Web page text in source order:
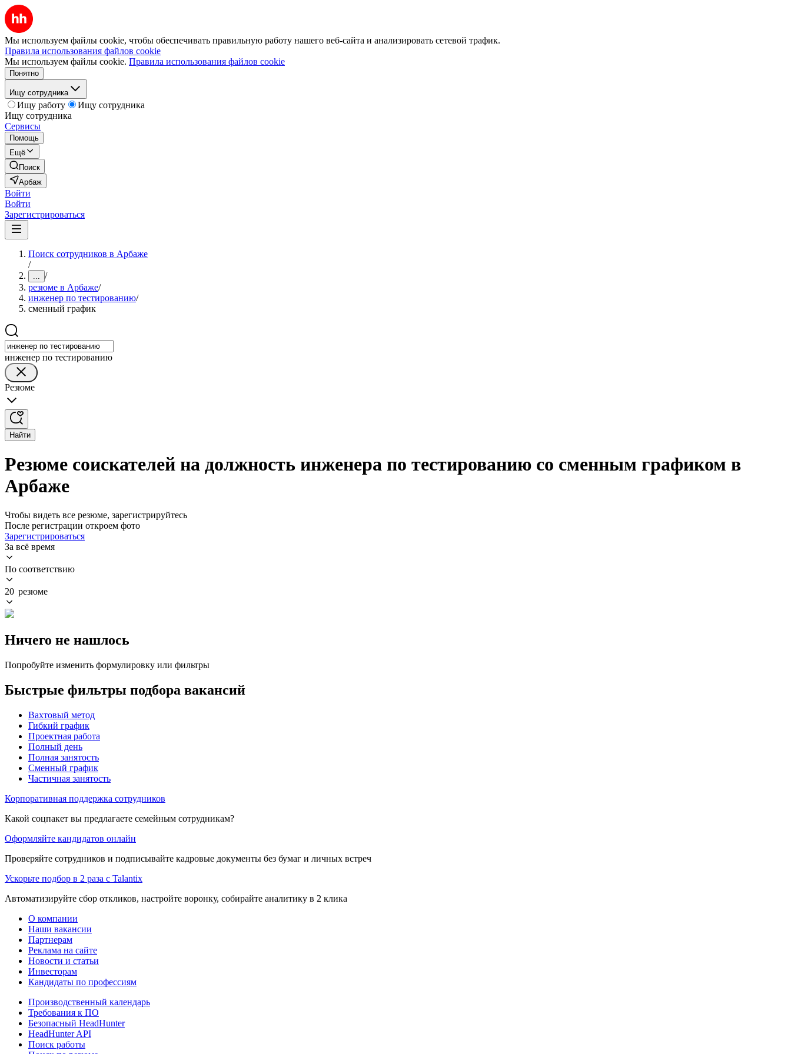
Мы используем файлы cookie, чтобы обеспечивать правильную работу нашего веб-сайта и анализировать сетевой трафик.
Правила использования файлов cookie
Мы используем файлы cookie. Правила использования файлов cookie
Понятно
Ищу сотрудника
Ищу работу
Ищу сотрудника
Ищу сотрудника
Сервисы
Помощь
Ещё
Поиск
Арбаж
Войти
Войти
Зарегистрироваться
Поиск сотрудников в Арбаже
/
... /
резюме в Арбаже/
инженер по тестированию/
сменный график
инженер по тестированию
Резюме
Найти
Резюме соискателей на должность инженера по тестированию со сменным графиком в
Арбаже
Чтобы видеть все резюме, зарегистрируйтесь
После регистрации откроем фото
Зарегистрироваться
За всё время
По соответствию
20 резюме
Ничего не нашлось
Попробуйте изменить формулировку или фильтры
Быстрые фильтры подбора вакансий
Вахтовый метод
Гибкий график
Проектная работа
Полный день
Полная занятость
Сменный график
Частичная занятость
Корпоративная поддержка сотрудников
Какой соцпакет вы предлагаете семейным сотрудникам?
Оформляйте кандидатов онлайн
Проверяйте сотрудников и подписывайте кадровые документы без бумаг и личных встреч
Ускорьте подбор в 2 раза с Talantix
Автоматизируйте сбор откликов, настройте воронку, собирайте аналитику в 2 клика
О компании
Наши вакансии
Партнерам
Реклама на сайте
Новости и статьи
Инвесторам
Кандидаты по профессиям
Производственный календарь
Требования к ПО
Безопасный HeadHunter
HeadHunter API
Поиск работы